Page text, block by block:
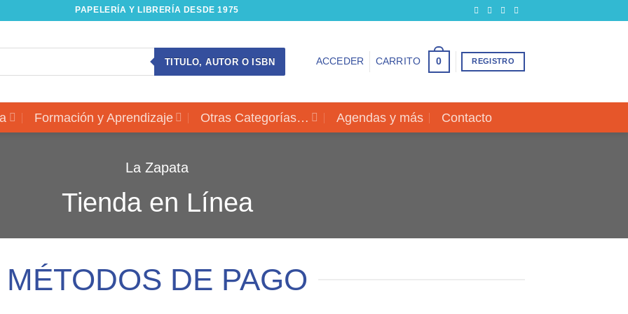
PAPELERÍA Y LIBRERÍA DESDE 1975
TITULO, AUTOR O ISBN ACCEDER CARRITO 0 REGISTRO
Formación y Aprendizaje Otras Categorías… Agendas y más Contacto
La Zapata
Tienda en Línea
MÉTODOS DE PAGO